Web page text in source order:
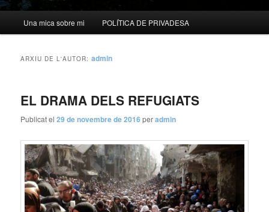
Una mica sobre mi POLÍTICA DE PRIVADESA
ARXIU DE L'AUTOR:admin
EL DRAMA DELS REFUGIATS
Publicat el29 de novembre de 2016 peradmin